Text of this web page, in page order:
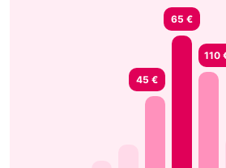
45 €
65 €
110